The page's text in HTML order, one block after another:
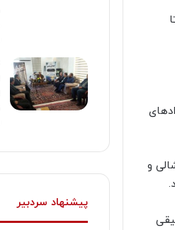
و
پیشنهاد سردبیر